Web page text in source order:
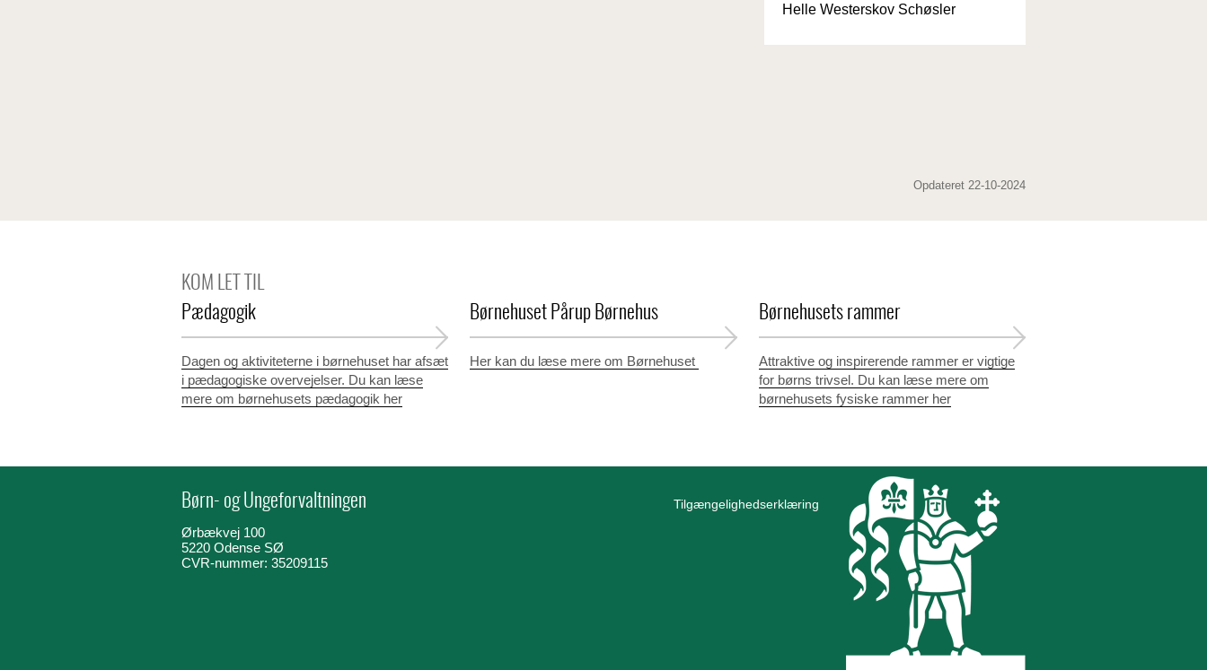
Helle Westerskov Schøsler
Opdateret 22-10-2024
KOM LET TIL
Pædagogik
Dagen og aktiviteterne i børnehuset har afsæt
i pædagogiske overvejelser. Du kan læse
mere om børnehusets pædagogik her
Børnehuset Pårup Børnehus
Her kan du læse mere om Børnehuset
Børnehusets rammer
Attraktive og inspirerende rammer er vigtige
for børns trivsel. Du kan læse mere om
børnehusets fysiske rammer her
Børn- og Ungeforvaltningen
Ørbækvej 100
5220 Odense SØ
CVR-nummer: 35209115
Tilgængelighedserklæring